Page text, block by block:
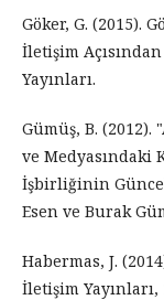
Göker, G. (2015).
İletişim
Yayınları.
Gümüş, B.
ve
İşbirliğinin
Esen ve Burak
Habermas, J.
İletişim Yayınları,